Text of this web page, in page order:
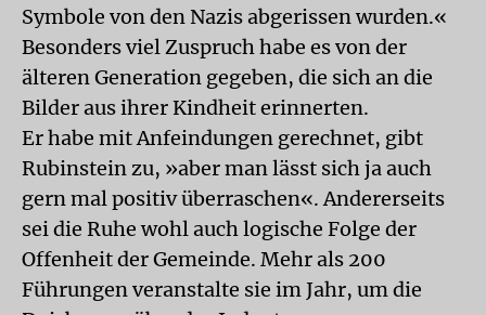
Symbole von den Nazis abgerissen wurden.«
Besonders viel Zuspruch habe es von der
älteren Generation gegeben, die sich an die
Bilder aus ihrer Kindheit erinnerten.
Er habe mit Anfeindungen gerechnet, gibt
Rubinstein zu, »aber man lässt sich ja auch
gern mal positiv überraschen«. Andererseits
sei die Ruhe wohl auch logische Folge der
Offenheit der Gemeinde. Mehr als 200
Führungen veranstalte sie im Jahr, um die